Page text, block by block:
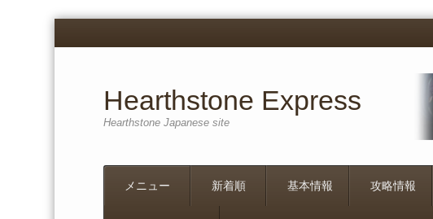
Hearthstone Express
Hearthstone Japanese site
メニュー 新着順 基本情報 攻略情報